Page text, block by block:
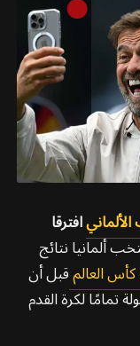
افترقا
ألمانيا نتائج
كأس العالمقبل أن
تمامًا لكرة القدم